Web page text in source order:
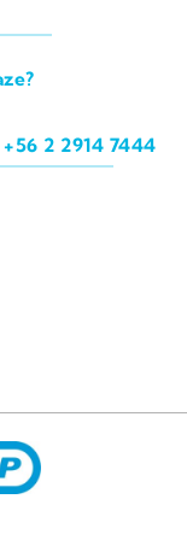
+56 2 2914 7444